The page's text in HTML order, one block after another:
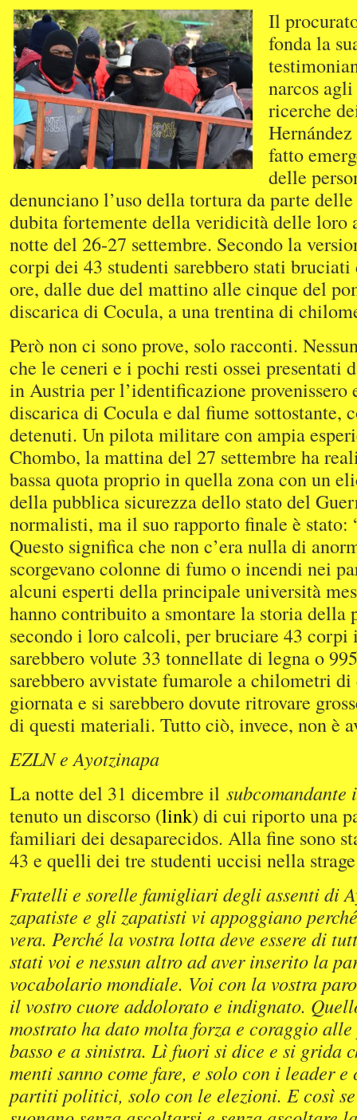
Il
fonda la
narcos
ricerche
fatto
delle
denunciano l’uso della tortura da parte
dubita fortemente della veridicità delle loro
notte del 26-27 settembre. Secondo la
corpi dei 43 studenti sarebbero stati bruciati
ore, dalle due del mattino alle cinque del
discarica di Cocula, a una trentina di
Però non ci sono prove, solo racconti.
che le ceneri e i pochi resti ossei presentati
in Austria per l’identificazione
discarica di Cocula e dal fiume sottostante,
detenuti. Un pilota militare con ampia
Chombo, la mattina del 27 settembre ha
bassa quota proprio in quella zona con un
della pubblica sicurezza dello stato del
normalisti, ma il suo rapporto finale è stato:
Questo significa che non c’era nulla di
scorgevano colonne di fumo o incendi nei
alcuni esperti della principale università
hanno contribuito a smontare la storia della
secondo i loro calcoli, per bruciare 43 corpi
sarebbero volute 33 tonnellate di legna o
sarebbero avvistate fumarole a chilometri
giornata e si sarebbero dovute ritrovare
di questi materiali. Tutto ciò, invece, non è
EZLN e Ayotzinapa
La notte del 31 dicembre il subcomandante
tenuto un discorso (link) di cui riporto una
familiari dei desaparecidos. Alla fine sono
43 e quelli dei tre studenti uccisi nella
Fratelli e sorelle famigliari degli assenti di
zapatiste e gli zapatisti vi appoggiano
vera. Perché la vostra lotta deve essere di
stati voi e nessun altro ad aver inserito la
vocabolario mondiale. Voi con la vostra
il vostro cuore addolorato e indignato.
mostrato ha dato molta forza e coraggio
basso e a sinistra. Lì fuori si dice e si grida
menti sanno come fare, e solo con i leader
partiti politici, solo con le elezioni. E così